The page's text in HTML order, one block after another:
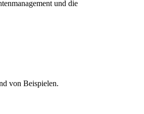
und die
von Beispielen.